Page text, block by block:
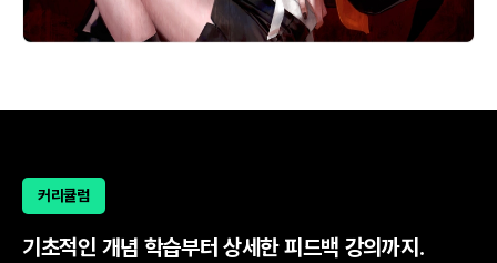
커리큘럼
기초적인 개념 학습부터 상세한 피드백 강의까지.